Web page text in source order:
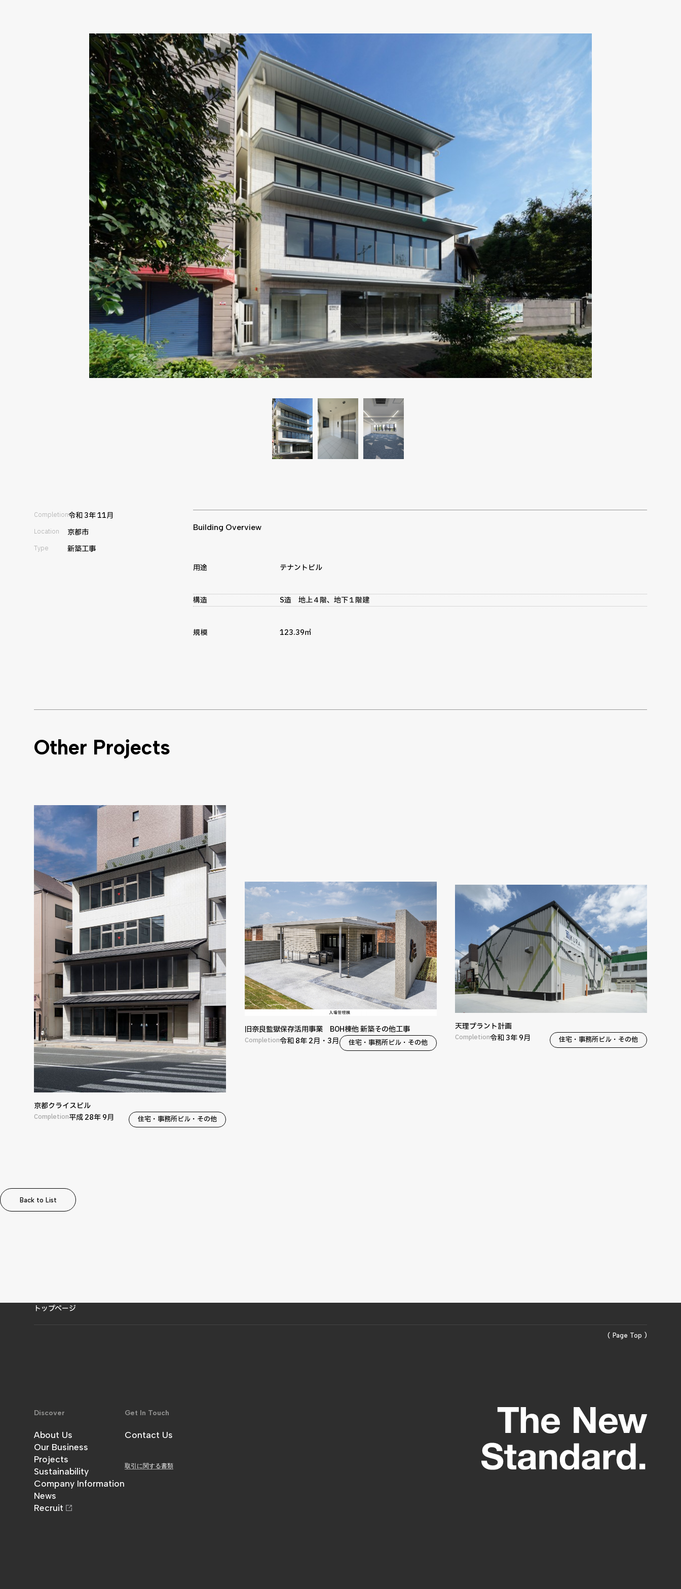
Completion令和 3年 11月
Location 京都市
Type 新築工事
Building Overview
用途 テナントビル
構造 S造 地上４階、地下１階建
規模 123.39㎡
Other Projects
京都クライスビル
Completion平成 28年 9月 住宅・事務所ビル・その他
旧奈良監獄保存活用事業 BOH棟他 新築その他工事
Completion令和 8年 2月・3月 住宅・事務所ビル・その他
天理プラント計画
Completion令和 3年 9月 住宅・事務所ビル・その他
Back to List
トップページ
( Page Top )
Discover
About Us
金澤工務店について
Our Business
事業内容
Projects
施工実績
Sustainability
サステナビリティ
Company Information
企業情報
News
お知らせ
Recruit
Get In Touch
Contact Us
取引に関する書類